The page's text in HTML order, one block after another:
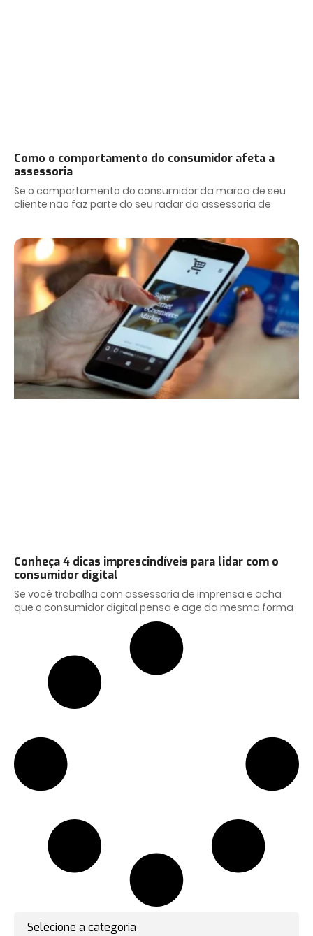
Como o comportamento do consumidor afeta a
assessoria
Se o comportamento do consumidor da marca de seu
cliente não faz parte do seu radar da assessoria de
Conheça 4 dicas imprescindíveis para lidar com o
consumidor digital
Se você trabalha com assessoria de imprensa e acha
que o consumidor digital pensa e age da mesma forma
Selecione a categoria